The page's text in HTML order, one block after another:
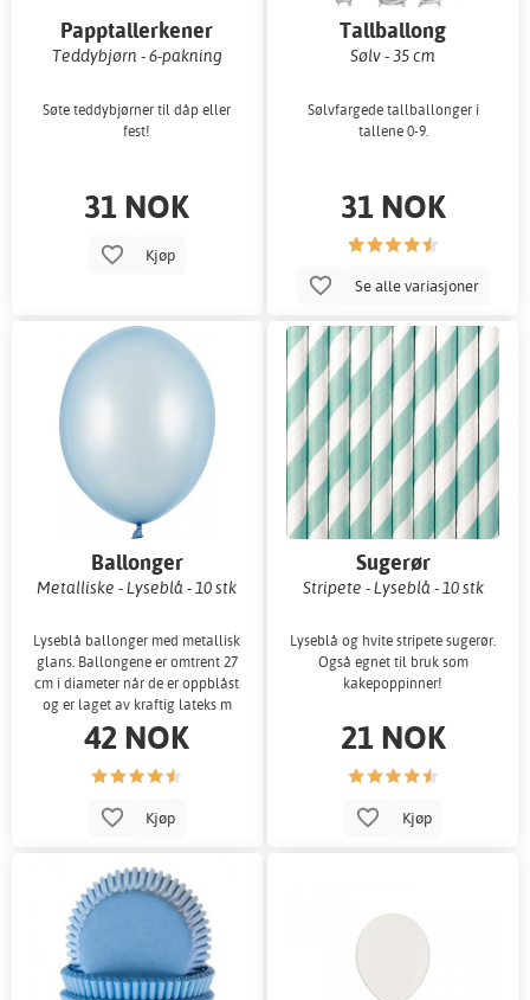
Papptallerkener
Teddybjørn - 6-pakning
Søte teddybjørner til dåp eller
fest!
31 NOK
Kjøp
Tallballong
Sølv - 35 cm
Sølvfargede tallballonger i
tallene 0-9.
31 NOK
Se alle variasjoner
Ballonger
Metalliske - Lyseblå - 10 stk
Lyseblå ballonger med metallisk
glans. Ballongene er omtrent 27
cm i diameter når de er oppblåst
og er laget av kraftig lateks m
42 NOK
Kjøp
Sugerør
Stripete - Lyseblå - 10 stk
Lyseblå og hvite stripete sugerør.
Også egnet til bruk som
kakepoppinner!
21 NOK
Kjøp